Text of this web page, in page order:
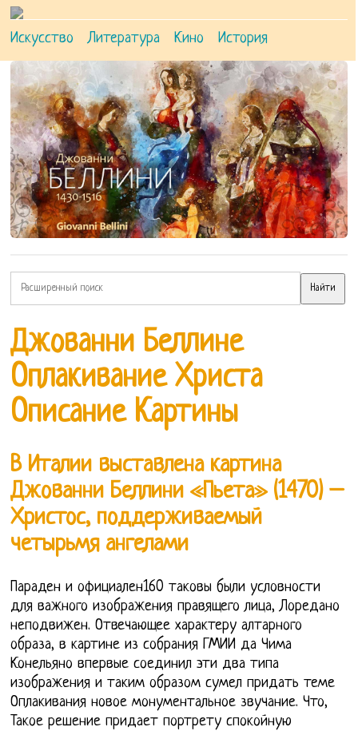
Искусство Литература Кино История
Джованни Беллине
Оплакивание Христа
Описание Картины
В Италии выставлена картина
Джованни Беллини «Пьета» (1470) –
Христос, поддерживаемый
четырьмя ангелами
Параден и официален160 таковы были условности
для важного изображения правящего лица, Лоредано
неподвижен. Отвечающее характеру алтарного
образа, в картине из собрания ГМИИ да Чима
Конельяно впервые соединил эти два типа
изображения и таким образом сумел придать теме
Оплакивания новое монументальное звучание. Что,
Такое решение придает портрету спокойную